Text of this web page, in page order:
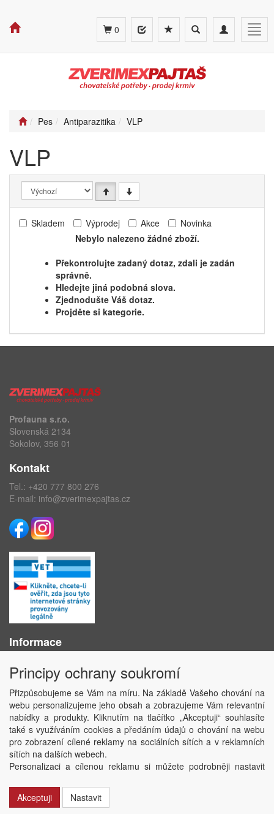
Toggle
navigation
Toggle
search
0
Pes Antiparazitika VLP
VLP
Skladem Výprodej Akce
Novinka
Nebylo nalezeno žádné zboží.
Překontrolujte zadaný dotaz, zdali je zadán
správně.
Hledejte jiná podobná slova.
Zjednodušte Váš dotaz.
Projděte si kategorie.
Profauna s.r.o.
Slovenská 2134
Sokolov, 356 01
Kontakt
Tel.: +420 777 800 276
E-mail: info@zverimexpajtas.cz
Informace
Obchodní podmínky
Ochrana osobních údajů
Kontakt
Losování účtenek
Aktuality
Nastavení soukromí
Copyright © ABRA Software a.s. 2020
Principy ochrany soukromí
Přizpůsobujeme se Vám na míru. Na základě Vašeho chování na
webu personalizujeme jeho obsah a zobrazujeme Vám relevantní
nabídky a produkty. Kliknutím na tlačítko „Akceptuji“ souhlasíte
také s využíváním cookies a předáním údajů o chování na webu
pro zobrazení cílené reklamy na sociálních sítích a v reklamních
sítích na dalších webech.
Personalizaci a cílenou reklamu si můžete podrobněji nastavit
Akceptuji
Nastavit